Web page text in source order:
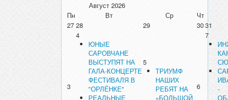
Август 2026
Пн
Вт Ср
Чт
27 28 29 3031
3
4
ЮНЫЕ
САРОВЧАНЕ
ВЫСТУПЯТ НА
ГАЛА-КОНЦЕРТЕ
ФЕСТИВАЛЯ В
"ОРЛЁНКЕ"
РЕАЛЬНЫЕ
5
ТРИУМФ
НАШИХ
РЕБЯТ НА
«БОЛЬШОЙ
6
7
-